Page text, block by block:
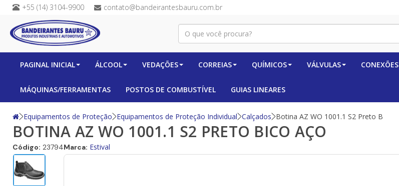
+55 (14) 3104-9900 contato@bandeirantesbauru.com.br
PAGINAL INICIAL ÁLCOOL VEDAÇÕES CORREIAS QUÍMICOS VÁLVULAS CONEXÕES
MÁQUINAS/FERRAMENTAS POSTOS DE COMBUSTÍVEL GUIAS LINEARES
Equipamentos de Proteção Equipamentos de Proteção Individual Calçados Botina AZ WO 1001.1 S2 Preto B
BOTINA AZ WO 1001.1 S2 PRETO BICO AÇO
Código: 23794Marca: Estival